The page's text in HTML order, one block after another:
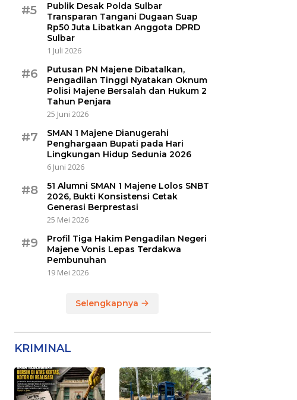
#5
Publik Desak Polda Sulbar
Transparan Tangani Dugaan Suap
Rp50 Juta Libatkan Anggota DPRD
Sulbar
1 Juli 2026
#6
Putusan PN Majene Dibatalkan,
Pengadilan Tinggi Nyatakan Oknum
Polisi Majene Bersalah dan Hukum 2
Tahun Penjara
25 Juni 2026
#7
SMAN 1 Majene Dianugerahi
Penghargaan Bupati pada Hari
Lingkungan Hidup Sedunia 2026
6 Juni 2026
#8
51 Alumni SMAN 1 Majene Lolos SNBT
2026, Bukti Konsistensi Cetak
Generasi Berprestasi
25 Mei 2026
#9
Profil Tiga Hakim Pengadilan Negeri
Majene Vonis Lepas Terdakwa
Pembunuhan
19 Mei 2026
Selengkapnya
KRIMINAL